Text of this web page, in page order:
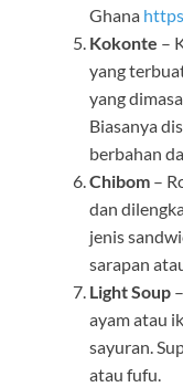
Ghana
Kokonte –
yang
yang
Biasanya
berbahan
Chibom –
dan
jenis
sarapan
Light Soup
ayam atau
sayuran.
atau fufu.